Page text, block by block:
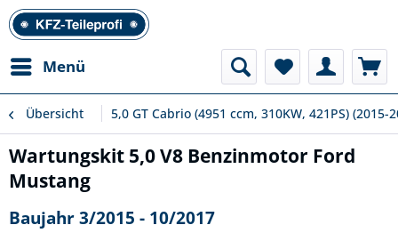
Menü
Übersicht 5,0 GT Cabrio (4951 ccm, 310KW, 421PS) (2015-
Wartungskit 5,0 V8 Benzinmotor Ford
Mustang
Baujahr 3/2015 - 10/2017